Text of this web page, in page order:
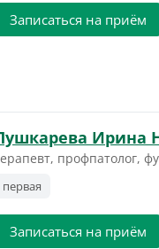
Записаться на приём
Ирина
профпатолог,
первая
Записаться на приём